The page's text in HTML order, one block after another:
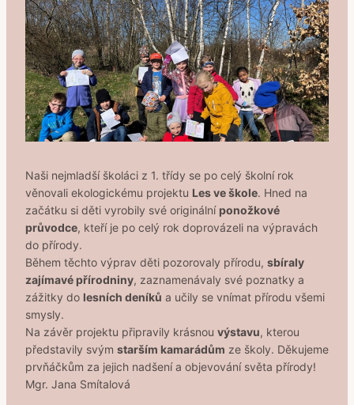
Naši nejmladší školáci z 1. třídy se po celý školní rok
věnovali ekologickému projektu Les ve škole. Hned na
začátku si děti vyrobily své originální ponožkové
průvodce, kteří je po celý rok doprovázeli na výpravách
do přírody.
Během těchto výprav děti pozorovaly přírodu, sbíraly
zajímavé přírodniny, zaznamenávaly své poznatky a
zážitky do lesních deníků a učily se vnímat přírodu všemi
smysly.
Na závěr projektu připravily krásnou výstavu, kterou
představily svým starším kamarádům ze školy. Děkujeme
prvňáčkům za jejich nadšení a objevování světa přírody!
Mgr. Jana Smítalová